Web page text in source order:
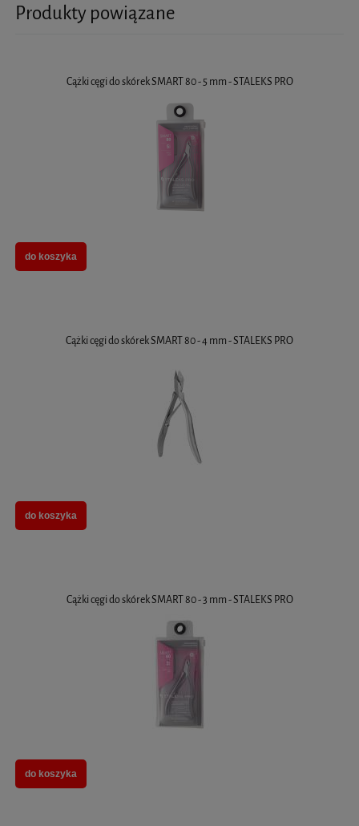
Produkty powiązane
Cążki cęgi do skórek SMART 80 - 5 mm - STALEKS PRO
do koszyka
Cążki cęgi do skórek SMART 80 - 4 mm - STALEKS PRO
do koszyka
Cążki cęgi do skórek SMART 80 - 3 mm - STALEKS PRO
do koszyka